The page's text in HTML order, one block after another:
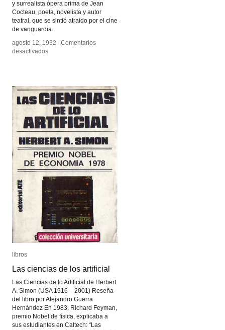
y surrealista ópera prima de Jean
Cocteau, poeta, novelista y autor
teatral, que se sintió atraído por el cine
de vanguardia.
agosto 12, 1932 / Comentarios
desactivadosen
poète
agosto 12, 1932 / Comentarios
desactivadosen
poète
libros
Las ciencias de los artificial
Las Ciencias de lo Artificial de Herbert
A. Simon (USA 1916 – 2001) Reseña
del libro por Alejandro Guerra
Hernández En 1983, Richard Feyman,
premio Nobel de física, explicaba a
sus estudiantes en Caltech: “Las
libros
Las ciencias de los artificial